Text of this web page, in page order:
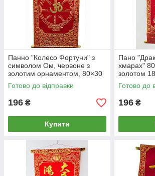
Панно "Колесо Фортуни" з
символом Ом, червоне з
золотим орнаментом, 80×30
см
Готово до відправки
196 ₴
Купити
Пано
хмарах"
золотом
Готово до
196 ₴